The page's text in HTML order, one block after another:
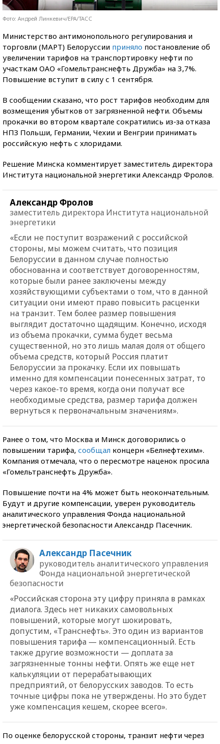
Фото: Андрей Линкевич/ЕРА/ТАСС
Министерство антимонопольного регулирования и
торговли (МАРТ) Белоруссии приняло постановление об
увеличении тарифов на транспортировку нефти по
участкам ОАО «Гомельтранснефть Дружба» на 3,7%.
Повышение вступит в силу с 1 сентября.
В сообщении сказано, что рост тарифов необходим для
возмещения убытков от загрязненной нефти. Объемы
прокачки во втором квартале сократились из-за отказа
НПЗ Польши, Германии, Чехии и Венгрии принимать
российскую нефть с хлоридами.
Решение Минска комментирует заместитель директора
Института национальной энергетики Александр Фролов.
Александр Фролов
заместитель директора Института национальной
энергетики
«Если не поступит возражений с российской
стороны, мы можем считать, что позиция
Белоруссии в данном случае полностью
обоснованна и соответствует договоренностям,
которые были ранее заключены между
хозяйствующими субъектами о том, что в данной
ситуации они имеют право повысить расценки
на транзит. Тем более размер повышения
выглядит достаточно щадящим. Конечно, исходя
из объема прокачки, сумма будет весьма
существенной, но это лишь малая доля от общего
объема средств, который Россия платит
Белоруссии за прокачку. Если их повышать
именно для компенсации понесенных затрат, то
через какое-то время, когда они получат все
необходимые средства, размер тарифа должен
вернуться к первоначальным значениям».
Ранее о том, что Москва и Минск договорились о
повышении тарифа, сообщал концерн «Белнефтехим».
Компания отмечала, что о пересмотре наценок просила
«Гомельтранснефть Дружба».
Повышение почти на 4% может быть неокончательным.
Будут и другие компенсации, уверен руководитель
аналитического управления Фонда национальной
энергетической безопасности Александр Пасечник.
Александр Пасечник
руководитель аналитического управления
Фонда национальной энергетической
безопасности
«Российская сторона эту цифру приняла в рамках
диалога. Здесь нет никаких самовольных
повышений, которые могут шокировать,
допустим, «Транснефть». Это один из вариантов
повышения тарифа — компенсационный. Есть
также другие возможности — доплата за
загрязненные тонны нефти. Опять же еще нет
калькуляции от перерабатывающих
предприятий, от белорусских заводов. То есть
точные цифры пока не утверждены. Но это будет
уже компенсация кешем, скорее всего».
По оценке белорусской стороны, транзит нефти через